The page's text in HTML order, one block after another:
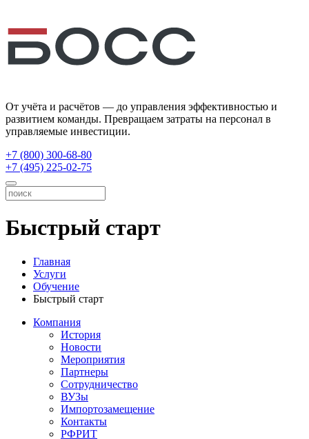
От учёта и расчётов — до управления эффективностью и
развитием команды. Превращаем затраты на персонал в
управляемые инвестиции.
+7 (800) 300-68-80
+7 (495) 225-02-75
Быстрый старт
Главная
Услуги
Обучение
Быстрый старт
Компания
История
Новости
Мероприятия
Партнеры
Сотрудничество
ВУЗы
Импортозамещение
Контакты
РФРИТ